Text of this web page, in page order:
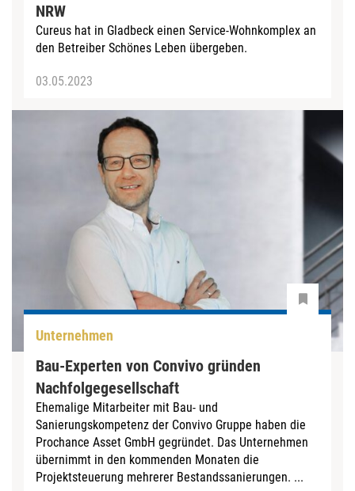
NRW
Cureus hat in Gladbeck einen Service-Wohnkomplex an
den Betreiber Schönes Leben übergeben.
03.05.2023
Unternehmen
Bau-Experten von Convivo gründen
Nachfolgegesellschaft
Ehemalige Mitarbeiter mit Bau- und
Sanierungskompetenz der Convivo Gruppe haben die
Prochance Asset GmbH gegründet. Das Unternehmen
übernimmt in den kommenden Monaten die
Projektsteuerung mehrerer Bestandssanierungen. ...